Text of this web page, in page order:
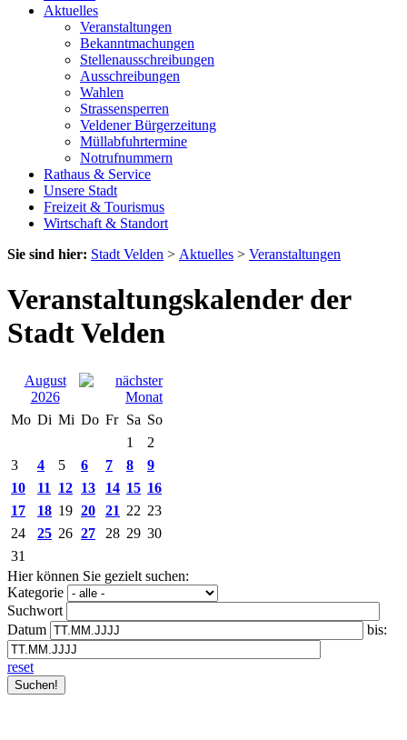
Aktuelles
Veranstaltungen
Bekanntmachungen
Stellenausschreibungen
Ausschreibungen
Wahlen
Strassensperren
Veldener Bürgerzeitung
Müllabfuhrtermine
Notrufnummern
Rathaus & Service
Unsere Stadt
Freizeit & Tourismus
Wirtschaft & Standort
Sie sind hier: Stadt Velden > Aktuelles > Veranstaltungen
Veranstaltungskalender der
Stadt Velden
August
2026
Mo Di Mi Do Fr Sa So
1
2
3
4 5 6 7 8
9
10
11 12 13 14 15 16
17
18 19 20 21 22 23
24
25 26 27 28 29 30
31
Hier können Sie gezielt suchen:
Kategorie
Suchwort
Datum
bis:
reset